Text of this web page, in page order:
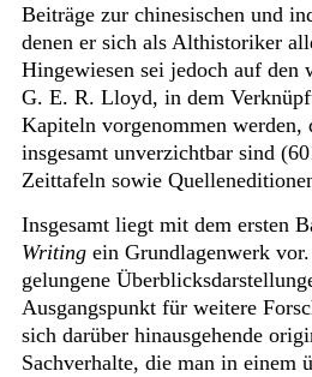
Beiträge zur chinesischen und
denen er sich als Althistoriker
Hingewiesen sei jedoch auf den
G. E. R. Lloyd, in dem
Kapiteln vorgenommen werden,
insgesamt unverzichtbar sind
Zeittafeln sowie
Insgesamt liegt mit dem ersten
Writing ein Grundlagenwerk
gelungene
Ausgangspunkt für weitere
sich darüber hinausgehende
Sachverhalte, die man in einem